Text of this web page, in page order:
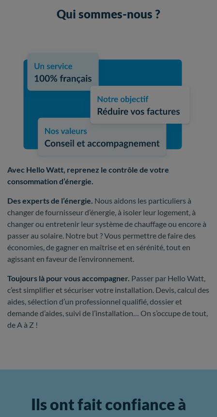
Qui sommes-nous ?
Avec Hello Watt, reprenez le contrôle de votre
consommation d’énergie.
Des experts de l’énergie. Nous aidons les particuliers à
changer de fournisseur d’énergie, à isoler leur logement, à
changer ou entretenir leur système de chauffage ou encore à
passer au solaire. Notre but ? Vous permettre de faire des
économies, de gagner en maîtrise et en sérénité, tout en
agissant en faveur de l’environnement.
Toujours là pour vous accompagner. Passer par Hello Watt,
c’est simplifier et sécuriser votre installation. Devis, calcul des
aides, sélection d’un professionnel qualifié, dossier et
demande d’aides, suivi de l’installation… On s’occupe de tout,
de A à Z !
Ils ont fait confiance à